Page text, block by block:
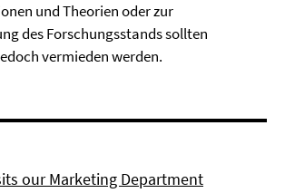
und Theorien oder zur
des Forschungsstands sollten
vermieden werden.
our Marketing Department